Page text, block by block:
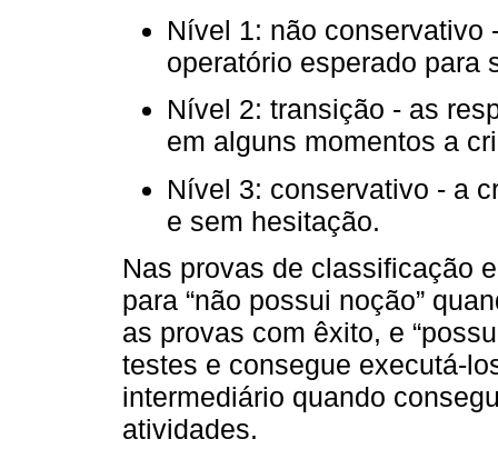
Nível 1: não conservativo
operatório esperado para
Nível 2: transição - as
em alguns momentos a
Nível 3: conservativo - a
e sem hesitação.
Nas provas de classificação
para “não possui noção”
as provas com êxito, e
testes e consegue executá-
intermediário quando
atividades.